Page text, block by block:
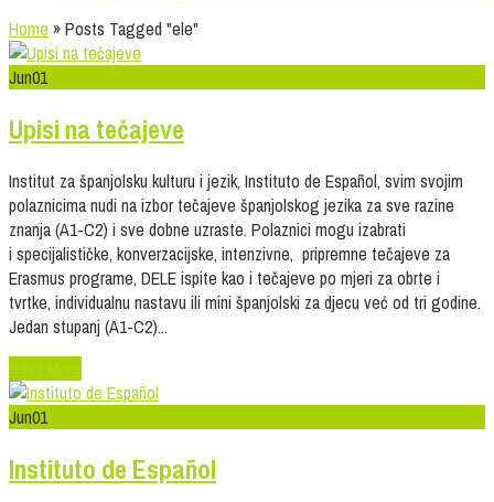
Home »Posts Tagged "ele"
Jun01
Upisi na tečajeve
Institut za španjolsku kulturu i jezik, Instituto de Español, svim svojim
polaznicima nudi na izbor tečajeve španjolskog jezika za sve razine
znanja (A1-C2) i sve dobne uzraste. Polaznici mogu izabrati
i specijalističke, konverzacijske, intenzivne, pripremne tečajeve za
Erasmus programe, DELE ispite kao i tečajeve po mjeri za obrte i
tvrtke, individualnu nastavu ili mini španjolski za djecu već od tri godine.
Jedan stupanj (A1-C2)...
Read More
Jun01
Instituto de Español